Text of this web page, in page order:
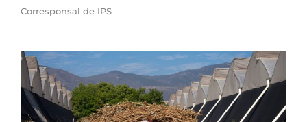
Corresponsal de IPS